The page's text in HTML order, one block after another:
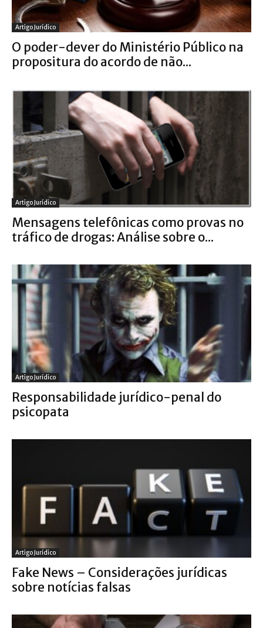
Artigo Jurídico
O poder-dever do Ministério Público na
propositura do acordo de não...
Artigo Jurídico
Mensagens telefônicas como provas no
tráfico de drogas: Análise sobre o...
Artigo Jurídico
Responsabilidade jurídico-penal do
psicopata
Artigo Jurídico
Fake News – Considerações jurídicas
sobre notícias falsas